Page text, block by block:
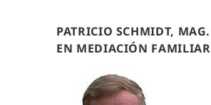
PATRICIO SCHMIDT, MAG.
EN MEDIACIÓN FAMILIAR